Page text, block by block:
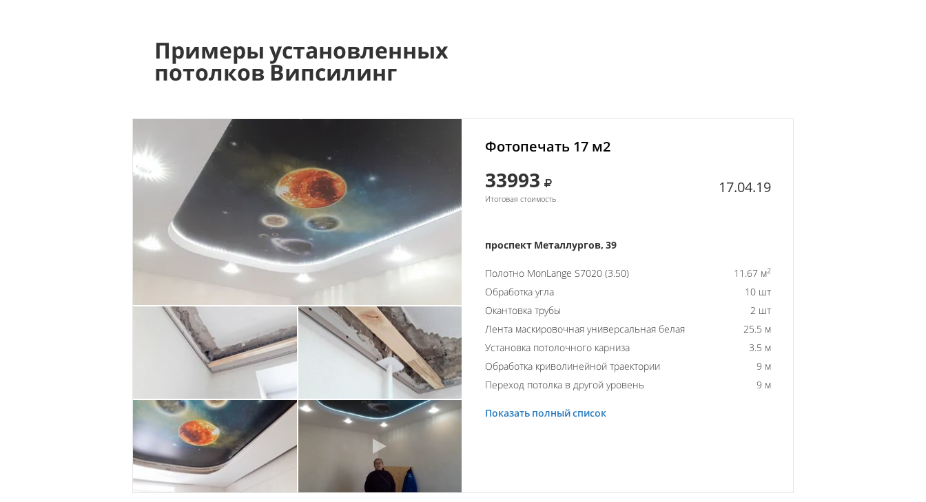
Примеры установленных
потолков Випсилинг
Фотопечать 17 м2
33993
Итоговая стоимость
17.04.19
проспект Металлургов, 39
Полотно MonLange S7020 (3.50) 11.67 м2
Обработка угла
10 шт
Окантовка трубы
2 шт
Лента маскировочная универсальная белая
25.5 м
Установка потолочного карниза
3.5 м
Обработка криволинейной траектории
9 м
Переход потолка в другой уровень
9 м
Показать полный список